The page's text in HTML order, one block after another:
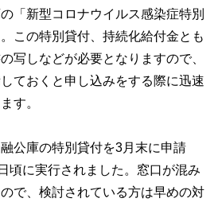
「新型コロナウイルス感染症特別
この特別貸付、持続化給付金とも
写しなどが必要となりますので、
ておくと申し込みをする際に迅速
す。
公庫の特別貸付を3月末に申請
頃に実行されました。窓口が混み
で、検討されている方は早めの対